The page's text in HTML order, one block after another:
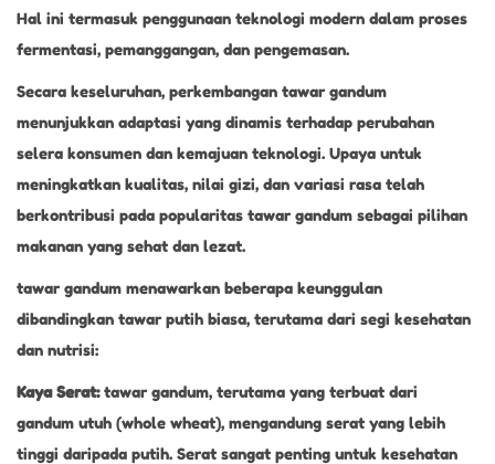
Hal ini termasuk penggunaan teknologi modern dalam proses
fermentasi, pemanggangan, dan pengemasan.
Secara keseluruhan, perkembangan tawar gandum
menunjukkan adaptasi yang dinamis terhadap perubahan
selera konsumen dan kemajuan teknologi. Upaya untuk
meningkatkan kualitas, nilai gizi, dan variasi rasa telah
berkontribusi pada popularitas tawar gandum sebagai pilihan
makanan yang sehat dan lezat.
tawar gandum menawarkan beberapa keunggulan
dibandingkan tawar putih biasa, terutama dari segi kesehatan
dan nutrisi:
Kaya Serat:tawar gandum, terutama yang terbuat dari
gandum utuh (whole wheat), mengandung serat yang lebih
tinggi daripada putih. Serat sangat penting untuk kesehatan